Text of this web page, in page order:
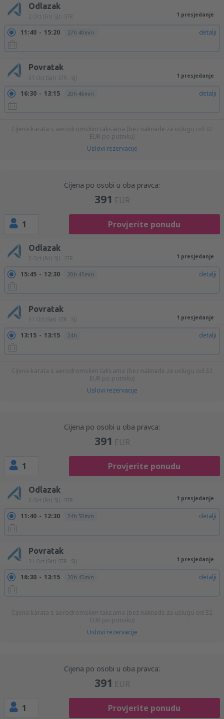
Odlazak
2 Oct (Fri) SJJ - STR 1 presjedanje
11:40 15:20 27h 40min detalji
Povratak
31 Oct (Sat) STR - SJJ 1 presjedanje
16:30 13:15 20h 45min detalji
Cijena karata s aerodromskim taksama (bez naknade za uslugu od 32
EUR po putniku)
Uslovi rezervacije
Cijena po osobi u oba pravca:
391 EUR
1 Provjerite ponudu
Odlazak
2 Oct (Fri) SJJ - STR 1 presjedanje
15:45 12:30 20h 45min detalji
Povratak
31 Oct (Sat) STR - SJJ 1 presjedanje
13:15 13:15 24h detalji
Cijena karata s aerodromskim taksama (bez naknade za uslugu od 32
EUR po putniku)
Uslovi rezervacije
Cijena po osobi u oba pravca:
391 EUR
1 Provjerite ponudu
Odlazak
2 Oct (Fri) SJJ - STR 1 presjedanje
11:40 12:30 24h 50min detalji
Povratak
31 Oct (Sat) STR - SJJ 1 presjedanje
16:30 13:15 20h 45min detalji
Cijena karata s aerodromskim taksama (bez naknade za uslugu od 32
EUR po putniku)
Uslovi rezervacije
Cijena po osobi u oba pravca:
391 EUR
1 Provjerite ponudu